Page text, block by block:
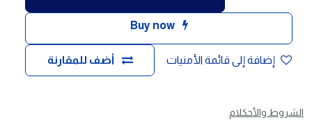
Buy now
أضف للمقارنة إضافة إلى قائمة الأمنيات
الشروط والأحكلام